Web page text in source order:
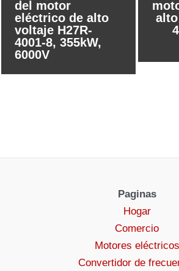
del motor
eléctrico de alto
voltaje H27R-
4001-8, 355kW,
6000V
Paginas
Hogar
Comercio
Motores eléctricos
Convertidor de